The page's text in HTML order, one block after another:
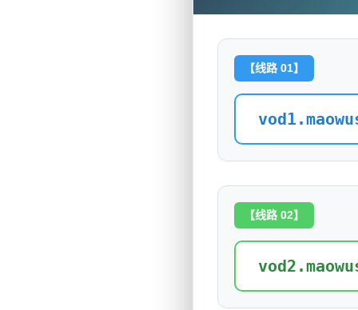
【线路 01】
【线路 02】